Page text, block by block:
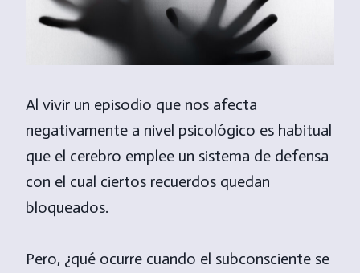
Al vivir un episodio que nos afecta
negativamente a nivel psicológico es habitual
que el cerebro emplee un sistema de defensa
con el cual ciertos recuerdos quedan
bloqueados.
Pero, ¿qué ocurre cuando el subconsciente se